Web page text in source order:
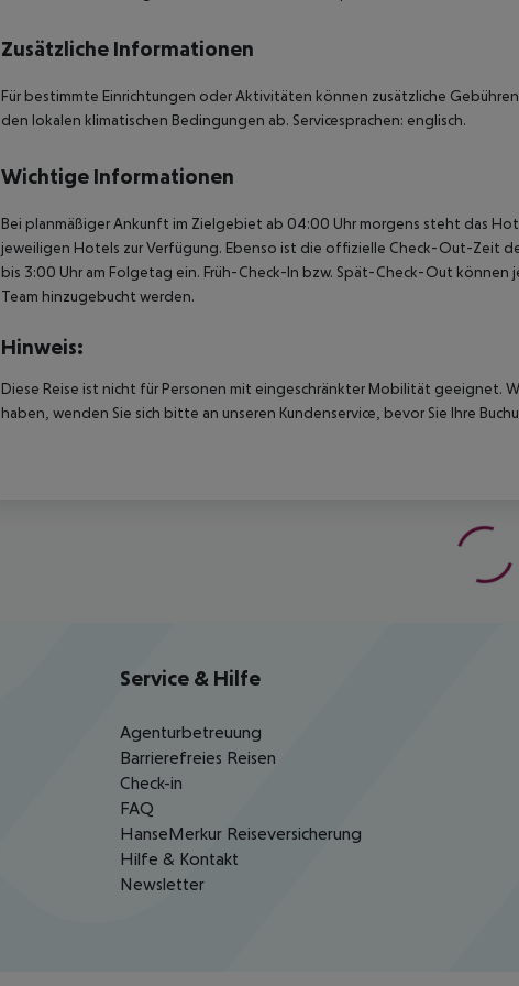
Zusätzliche Informationen
Für bestimmte Einrichtungen oder Aktivitäten können zusätzliche
den lokalen klimatischen Bedingungen ab. Servicesprachen: englisch.
Wichtige Informationen
Bei planmäßiger Ankunft im Zielgebiet ab 04:00 Uhr morgens steht das
jeweiligen Hotels zur Verfügung. Ebenso ist die offizielle Check-Out-Zeit
bis 3:00 Uhr am Folgetag ein. Früh-Check-In bzw. Spät-Check-Out können
Team hinzugebucht werden.
Hinweis:
Diese Reise ist nicht für Personen mit eingeschränkter Mobilität geeignet.
haben, wenden Sie sich bitte an unseren Kundenservice, bevor Sie Ihre
Service & Hilfe
Agenturbetreuung
Barrierefreies Reisen
Check-in
FAQ
HanseMerkur Reiseversicherung
Hilfe & Kontakt
Newsletter